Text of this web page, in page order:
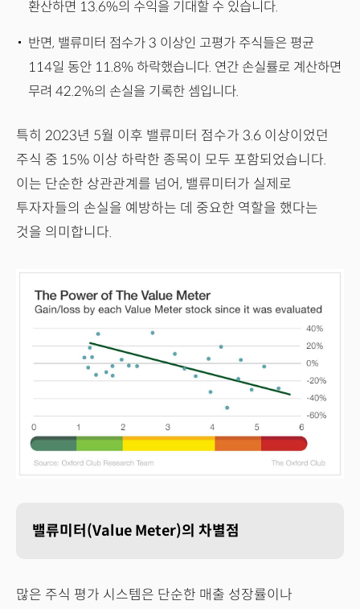
환산하면 13.6%의 수익을 기대할 수 있습니다.
반면, 밸류미터 점수가 3 이상인 고평가 주식들은 평균
114일 동안 11.8% 하락했습니다. 연간 손실률로 계산하면
무려 42.2%의 손실을 기록한 셈입니다.
특히 2023년 5월 이후 밸류미터 점수가 3.6 이상이었던
주식 중 15% 이상 하락한 종목이 모두 포함되었습니다.
이는 단순한 상관관계를 넘어, 밸류미터가 실제로
투자자들의 손실을 예방하는 데 중요한 역할을 했다는
것을 의미합니다.
밸류미터(Value Meter)의 차별점
많은 주식 평가 시스템은 단순한 매출 성장률이나